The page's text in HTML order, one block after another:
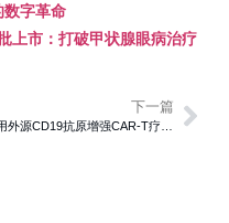
数字革命
上市：打破甲状腺眼病治疗
下一篇
采用外源CD19抗原增强CAR-T疗法在儿童B细胞白血病中的临床应用